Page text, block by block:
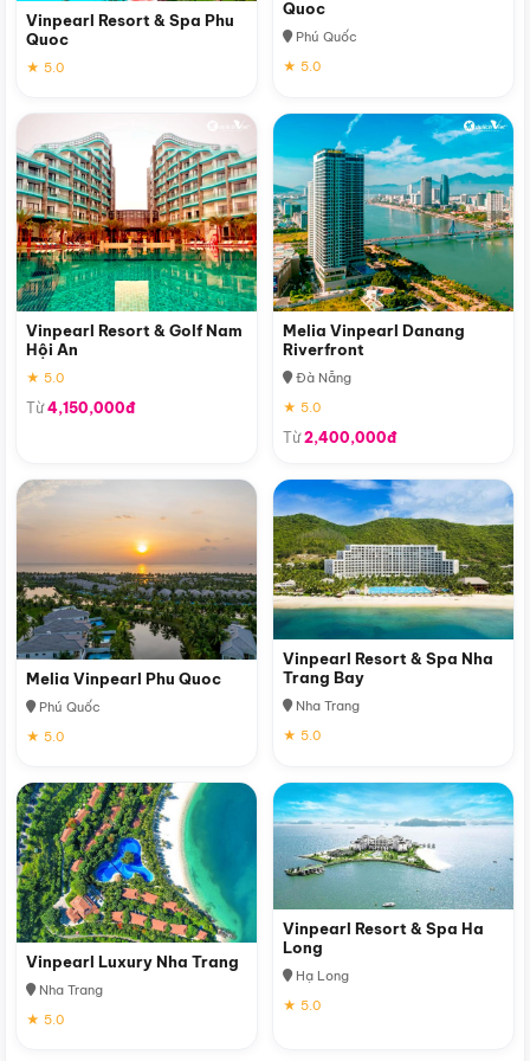
Vinpearl Resort & Spa Phu
Quoc
★ 5.0
Quoc
Phú Quốc
★ 5.0
Vinpearl Resort & Golf Nam
Hội An
★ 5.0
Từ4,150,000đ
Melia Vinpearl Danang
Riverfront
Đà Nẵng
★ 5.0
Từ2,400,000đ
Melia Vinpearl Phu Quoc
Phú Quốc
★ 5.0
Vinpearl Resort & Spa Nha
Trang Bay
Nha Trang
★ 5.0
Vinpearl Luxury Nha Trang
Nha Trang
★ 5.0
Vinpearl Resort & Spa Ha
Long
Hạ Long
★ 5.0